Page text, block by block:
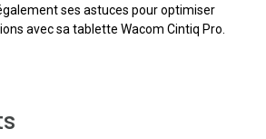
ses astuces pour optimiser
avec sa tablette Wacom Cintiq Pro.